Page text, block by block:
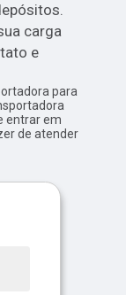
carga
e
para
entrar em
de atender